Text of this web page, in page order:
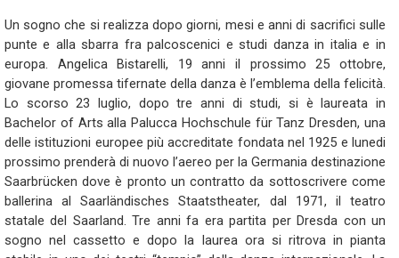
Un sogno che si realizza dopo giorni, mesi e anni di sacrifici sulle
punte e alla sbarra fra palcoscenici e studi danza in italia e in
europa. Angelica Bistarelli, 19 anni il prossimo 25 ottobre,
giovane promessa tifernate della danza è l’emblema della felicità.
Lo scorso 23 luglio, dopo tre anni di studi, si è laureata in
Bachelor of Arts alla Palucca Hochschule für Tanz Dresden, una
delle istituzioni europee più accreditate fondata nel 1925 e lunedi
prossimo prenderà di nuovo l’aereo per la Germania destinazione
Saarbrücken dove è pronto un contratto da sottoscrivere come
ballerina al Saarländisches Staatstheater, dal 1971, il teatro
statale del Saarland. Tre anni fa era partita per Dresda con un
sogno nel cassetto e dopo la laurea ora si ritrova in pianta